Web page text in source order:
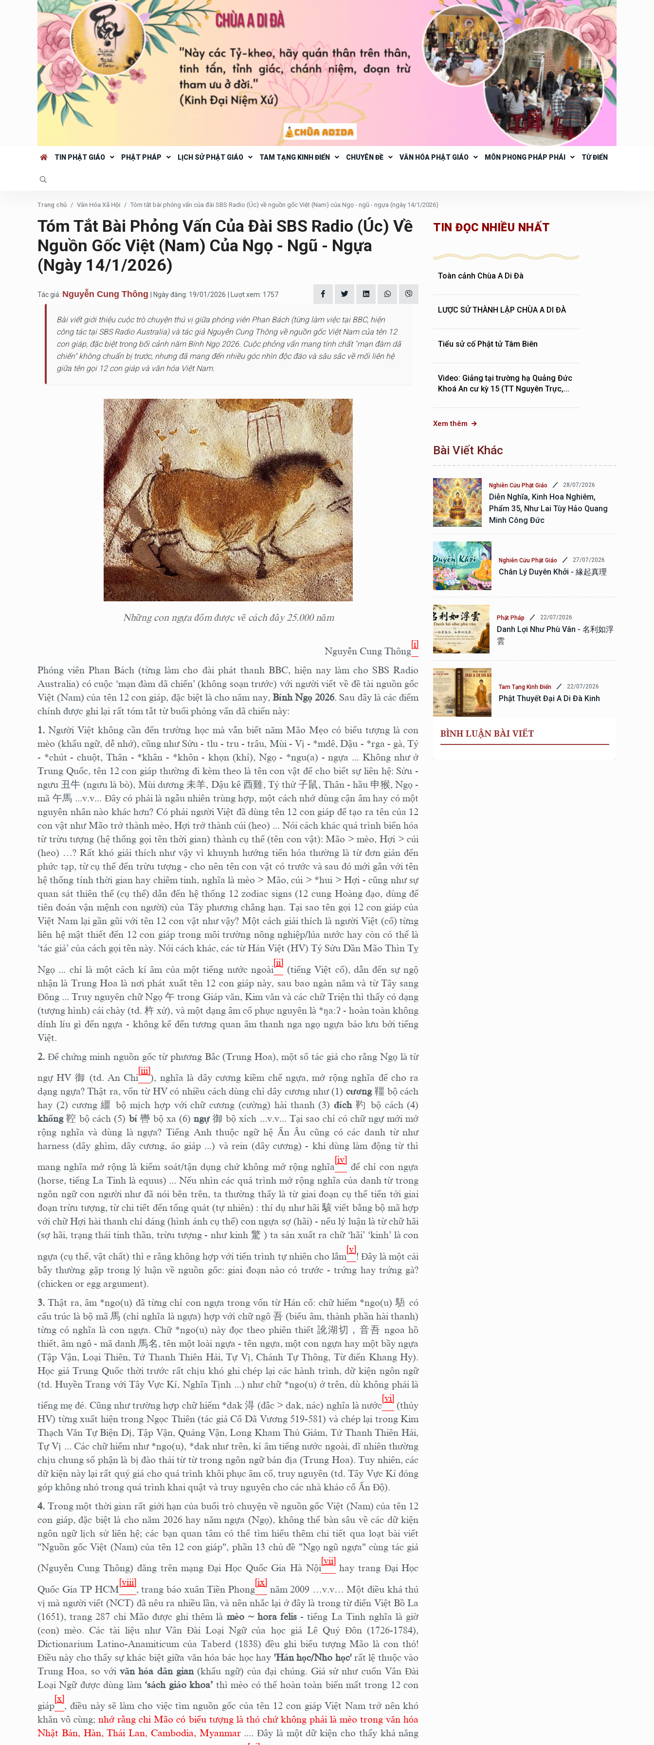
TIN PHẬT GIÁO PHẬT PHÁP LỊCH SỬ PHẬT GIÁO TAM TẠNG KINH ĐIỂN CHUYÊN ĐỀ VĂN HÓA PHẬT GIÁO MÔN PHONG PHÁP PHÁI TỪ ĐIỂN
Trang chủ Văn Hóa Xã Hội Tóm tắt bài phỏng vấn của đài SBS Radio (Úc) về nguồn gốc Việt (Nam) của Ngọ - ngũ - ngựa (ngày 14/1/2026)
Tóm Tắt Bài Phỏng Vấn Của Đài SBS Radio (Úc) Về
Nguồn Gốc Việt (Nam) Của Ngọ - Ngũ - Ngựa
(ngày 14/1/2026)
Tác giả: Nguyễn Cung Thông | Ngày đăng: 19/01/2026 | Lượt xem: 1757
Bài viết giới thiệu cuộc trò chuyện thú vị giữa phóng viên Phan Bách (từng làm việc tại BBC, hiện
công tác tại SBS Radio Australia) và tác giả Nguyễn Cung Thông về nguồn gốc Việt Nam của tên 12
con giáp, đặc biệt trong bối cảnh năm Bính Ngọ 2026. Cuộc phỏng vấn mang tính chất "mạn đàm dã
chiến" không chuẩn bị trước, nhưng đã mang đến nhiều góc nhìn độc đáo và sâu sắc về mối liên hệ
giữa tên gọi 12 con giáp và văn hóa Việt Nam.
Những con ngựa đốm được vẽ cách đây 25.000 năm
Nguyễn Cung Thông
[i]
Phóng viên Phan Bách (từng làm cho đài phát thanh BBC, hiện nay làm cho SBS Radio
Australia) có cuộc ‘mạn đàm dã chiến’ (không soạn trước) với người viết về đề tài nguồn gốc
Việt (Nam) của tên 12 con giáp, đặc biệt là cho năm nay, Bính Ngọ 2026. Sau đây là các điểm
chính được ghi lại rất tóm tắt từ buổi phỏng vấn dã chiến này:
1. Người Việt không cần đến trường học mà vẫn biết năm Mão Mẹo có biểu tượng là con
mèo (khẩu ngữ, dễ nhớ), cũng như Sửu - tlu - tru - trâu, Mùi - Vị - *mdê, Dậu - *rga - gà, Tý
- *chút - chuột, Thân - *khân - *khôn - khọn (khỉ), Ngọ - *ngu(a) - ngựa ... Không như ở
Trung Quốc, tên 12 con giáp thường đi kèm theo là tên con vật để cho biết sự liên hệ: Sửu -
ngưu 丑牛 (ngưu là bò), Mùi dương 未羊, Dậu kê酉雞, Tý thử子鼠, Thân - hầu 申猴, Ngọ -
mã 午馬 ...v.v... Đây có phải là ngẫu nhiên trùng hợp, một cách nhớ dùng cận âm hay có một
nguyên nhân nào khác hơn? Có phải người Việt đã dùng tên 12 con giáp để tạo ra tên của 12
con vật như Mão trở thành mèo, Hợi trở thành cúi (heo) ... Nói cách khác quá trình biến hóa
từ trừu tượng (hệ thống gọi tên thời gian) thành cụ thể (tên con vật): Mão > mèo, Hợi > cúi
(heo) …? Rất khó giải thích như vậy vì khuynh hướng tiến hóa thường là từ đơn giản đến
phức tạp, từ cụ thể đến trừu tượng - cho nên tên con vật có trước và sau đó mới gắn với tên
hệ thống tính thời gian hay chiêm tinh, nghĩa là mèo > Mão, cúi > *hui > Hợi - cũng như sự
quan sát thiên thể (cụ thể) dẫn đến hệ thống 12 zodiac signs (12 cung Hoàng đạo, dùng để
tiên đoán vận mệnh con người) của Tây phương chẳng hạn. Tại sao tên gọi 12 con giáp của
Việt Nam lại gần gũi với tên 12 con vật như vậy? Một cách giải thích là người Việt (cổ) từng
liên hệ mật thiết đến 12 con giáp trong môi trường nông nghiệp/lúa nước hay còn có thể là
‘tác giả’ của cách gọi tên này. Nói cách khác, các từ Hán Việt (HV) Tý Sửu Dần Mão Thìn Tỵ
Ngọ ... chỉ là một cách kí âm của một tiếng nước ngoài
[ii]
(tiếng Việt cổ), dẫn đến sự ngộ
nhận là Trung Hoa là nơi phát xuất tên 12 con giáp này, sau bao ngàn năm và từ Tây sang
Đông ... Truy nguyên chữ Ngọ 午 trong Giáp văn, Kim văn và các chữ Triện thì thấy có dạng
(tượng hình) cái chày (td.杵 xử), và một dạng âm cổ phục nguyên là *ŋaːʔ - hoàn toàn không
dính líu gì đến ngựa - không kể đến tương quan âm thanh nga ngọ ngựa bảo lưu bởi tiếng
Việt.
2. Để chứng minh nguồn gốc từ phương Bắc (Trung Hoa), một số tác giả cho rằng Ngọ là từ
ngự HV 御 (td. An Chi
[iii]
), nghĩa là dây cương kiềm chế ngựa, mở rộng nghĩa để cho ra
dạng ngựa? Thật ra, vốn từ HV có nhiều cách dùng chỉ dây cương như (1) cương 韁 bộ cách
hay (2) cương繮 bộ mịch hợp với chữ cương (cường) hài thanh (3)đích 靮 bộ cách (4)
khống 鞚 bộ cách (5) bí 轡 bộ xa (6)ngự 御 bộ xích ...v.v... Tại sao chỉ có chữ ngự mới mở
rộng nghĩa và dùng là ngựa? Tiếng Anh thuộc ngữ hệ Ấn Âu cũng có các danh từ như
harness (dây ghìm, dây cương, áo giáp ...) và rein (dây cương) - khi dùng làm động từ thì
mang nghĩa mở rộng là kiểm soát/tận dụng chứ không mở rộng nghĩa
[iv]
để chỉ con ngựa
(horse, tiếng La Tinh là equus) ... Nếu nhìn các quá trình mở rộng nghĩa của danh từ trong
ngôn ngữ con người như đã nói bên trên, ta thường thấy là từ giai đoạn cụ thể tiến tới giai
đoạn trừu tượng, từ chi tiết đến tổng quát (tự nhiên) : thí dụ như hãi 駭 viết bằng bộ mã hợp
với chữ Hợi hài thanh chỉ dáng (hình ảnh cụ thể) con ngựa sợ (hãi) - nếu lý luận là từ chữ hãi
(sợ hãi, trạng thái tinh thần, trừu tượng - như kinh 驚 ) ta sản xuất ra chữ ‘hãi’ ‘kinh’ là con
ngựa (cụ thể, vật chất) thì e rằng không hợp với tiến trình tự nhiên cho lắm
[v]
! Đây là một cái
bẫy thường gặp trong lý luận về nguồn gốc: giai đoạn nào có trước - trứng hay trứng gà?
(chicken or egg argument).
3. Thật ra, âm *ngo(u) đã từng chỉ con ngựa trong vốn từ Hán cổ: chữ hiếm *ngo(u) 䮏 có
cấu trúc là bộ mã 馬 (chỉ nghĩa là ngựa) hợp với chữ ngô吾 (biểu âm, thành phần hài thanh)
từng có nghĩa là con ngựa. Chữ *ngo(u) này đọc theo phiên thiết 訛湖切，音吾 ngoa hồ
thiết, âm ngô - mã danh 馬名, tên một loài ngựa - tên ngựa, một con ngựa hay một bầy ngựa
(Tập Vận, Loại Thiên, Tứ Thanh Thiên Hải, Tự Vị, Chánh Tự Thông, Từ điển Khang Hy).
Học giả Trung Quốc thời trước rất chịu khó ghi chép lại các hành trình, dữ kiện ngôn ngữ
(td. Huyền Trang với Tây Vực Kí, Nghĩa Tịnh ...) như chữ *ngo(u) ở trên, dù không phải là
tiếng mẹ đẻ. Cũng như trường hợp chữ hiếm *dak淂 (đắc > dak, nác) nghĩa là nước
[vi]
(thủy
HV) từng xuất hiện trong Ngọc Thiên (tác giả Cổ Dã Vương 519-581) và chép lại trong Kim
Thạch Văn Tự Biện Dị, Tập Vận, Quảng Vận, Long Kham Thủ Giám, Tứ Thanh Thiên Hải,
Tự Vị ... Các chữ hiếm như *ngo(u), *dak như trên, kí âm tiếng nước ngoài, dĩ nhiên thường
chịu chung số phận là bị đào thải từ từ trong ngôn ngữ bản địa (Trung Hoa). Tuy nhiên, các
dữ kiện này lại rất quý giá cho quá trình khôi phục âm cổ, truy nguyên (td. Tây Vực Kí đóng
góp không nhỏ trong quá trình khai quật và truy nguyên cho các nhà khảo cổ Ấn Độ).
4. Trong một thời gian rất giới hạn của buổi trò chuyện về nguồn gốc Việt (Nam) của tên 12
con giáp, đặc biệt là cho năm 2026 hay năm ngựa (Ngọ), không thể bàn sâu về các dữ kiện
ngôn ngữ lịch sử liên hệ; các bạn quan tâm có thể tìm hiểu thêm chi tiết qua loạt bài viết
"Nguồn gốc Việt (Nam) của tên 12 con giáp", phần 13 chủ đề "Ngọ ngũ ngựa" cùng tác giả
(Nguyễn Cung Thông) đăng trên mạng Đại Học Quốc Gia Hà Nội
[vii]
hay trang Đại Học
Quốc Gia TP HCM
[viii]
, trang báo xuân Tiền Phong
[ix]
năm 2009 …v.v… Một điều khá thú
vị mà người viết (NCT) đã nêu ra nhiều lần, và nên nhắc lại ở đây là trong từ điển Việt Bồ La
(1651), trang 287 chi Mão được ghi thêm là mèo ~ hora felis - tiếng La Tinh nghĩa là giờ
(con) mèo. Các tài liệu như Vân Đài Loại Ngữ của học giả Lê Quý Đôn (1726-1784),
Dictionarium Latino-Anamiticum của Taberd (1838) đều ghi biểu tượng Mão là con thỏ!
Điều này cho thấy sự khác biệt giữa văn hóa bác học hay 'Hán học/Nho học'rất lệ thuộc vào
Trung Hoa, so vớivăn hóa dân gian(khẩu ngữ) của đại chúng. Giả sử như cuốn Vân Đài
Loại Ngữ được dùng làm ‘sách giáo khoa’ thì mèo có thể hoàn toàn biến mất trong 12 con
giáp
[x]
, điều này sẽ làm cho việc tìm nguồn gốc của tên 12 con giáp Việt Nam trở nên khó
khăn vô cùng;nhớ rằng chi Mão có biểu tượng là thỏ chứ không phải là mèo trong văn hóa
Nhật Bản, Hàn, Thái Lan, Cambodia, Myanmar .... Đây là một dữ kiện cho thấy khả năng
TIN ĐỌC NHIỀU NHẤT
Toàn cảnh Chùa A Di Đà
LƯỢC SỬ THÀNH LẬP CHÙA A DI ĐÀ
Tiểu sử cố Phật tử Tâm Biên
Video: Giảng tại trường hạ Quảng Đức
Khoá An cư kỳ 15 (TT Nguyên Trực,...
Xem thêm
Bài Viết Khác
Nghiên Cứu Phật Giáo 28/07/2026
Diễn Nghĩa, Kinh Hoa Nghiêm,
Phẩm 35, Như Lai Tùy Hảo Quang
Minh Công Đức
Nghiên Cứu Phật Giáo 27/07/2026
Chân Lý Duyên Khởi - 緣起真理
Phật Pháp 22/07/2026
Danh Lợi Như Phù Vân - 名利如浮
雲
Tam Tạng Kinh Điển 22/07/2026
Phật Thuyết Đại A Di Đà Kinh
BÌNH LUẬN BÀI VIẾT